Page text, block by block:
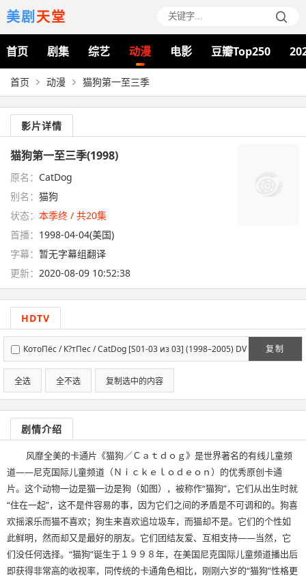
美剧天堂
首页 剧集 综艺 动漫 电影 豆瓣Top250
首页 动漫 猫狗第一至三季
影片详情
猫狗第一至三季(1998)
原名： CatDog
别名： 猫狗
状态： 本季终 / 共20集
首播： 1998-04-04(美国)
字幕： 暂无字幕组翻译
更新： 2020-08-09 10:52:38
HDTV
复制
КотоПёс / К?тПес / CatDog [S01-03 из 03] (1998–2005) DV
DRip, SATRip | P | UKR
全选 全不选 复制选中的内容
剧情介绍
风靡全美的卡通片《猫狗／Ｃａｔｄｏｇ》是世界著名的有线儿童频
道——尼克国际儿童频道（Ｎｉｃｋｅｌｏｄｅｏｎ）的优秀原创卡通
片。这个动物一边是猫一边是狗（如图），被称作“猫狗”，它们从出生时就
“住在一起”，这不是件容易的事，因为它们之间的矛盾是不可调和的。狗喜
欢摇滚乐而猫不喜欢；狗生来喜欢追垃圾车，而猫却不是。它们的个性如
此鲜明，然而却又是最好的朋友。它们团结友爱、互相支持——当然，它
们没任何选择。“猫狗”诞生于１９９８年，在美国尼克国际儿童频道播出后
即获得非常高的收视率，同传统的卡通角色相比，刚刚六岁的“猫狗”性格更